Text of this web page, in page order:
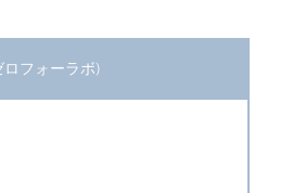
ロフォーラボ)